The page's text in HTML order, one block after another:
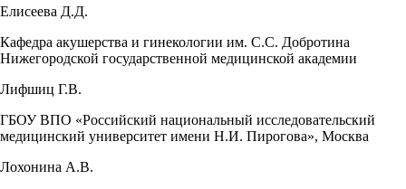
Елисеева Д.Д.
Кафедра акушерства и гинекологии им. С.С. Добротина
Нижегородской государственной медицинской академии
Лифшиц Г.В.
ГБОУ ВПО «Российский национальный исследовательский
медицинский университет имени Н.И. Пирогова», Москва
Лохонина А.В.